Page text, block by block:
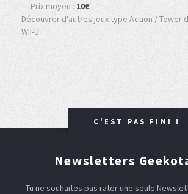
Prix moyen : 10€
Découvrer d'autres jeux type Action / Tower
WII-U :
C'EST PAS FINI !
Newsletters
Tu ne souhaites pas rater une seule